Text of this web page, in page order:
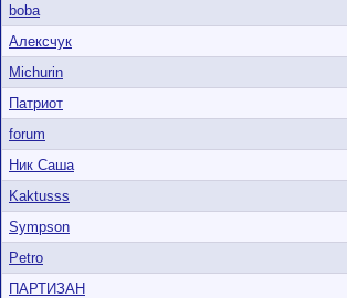
boba
Алексчук
Michurin
Патриот
forum
Ник Саша
Kaktusss
Sympson
Petro
ПАРТИЗАН